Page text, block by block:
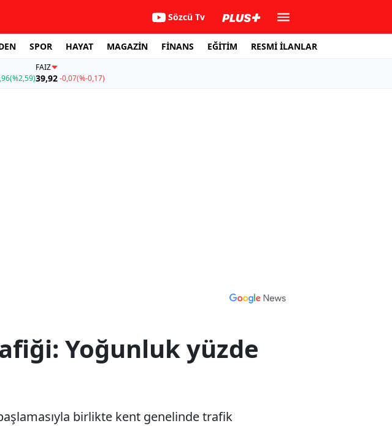
Sözcü Tv
SPOR HAYAT MAGAZİN FİNANS EĞİTİM RESMİ İLANLAR
(%2,59)
FAİZ
39,92-0,07(%-0,17)
Yoğunluk yüzde
birlikte kent genelinde trafik